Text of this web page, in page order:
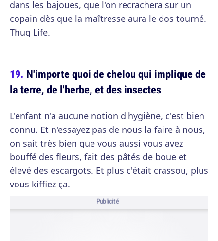
dans les bajoues, que l'on recrachera sur un
copain dès que la maîtresse aura le dos tourné.
Thug Life.
N'importe quoi de chelou qui implique de
la terre, de l'herbe, et des insectes
L'enfant n'a aucune notion d'hygiène, c'est bien
connu. Et n'essayez pas de nous la faire à nous,
on sait très bien que vous aussi vous avez
bouffé des fleurs, fait des pâtés de boue et
élevé des escargots. Et plus c'était crassou, plus
vous kiffiez ça.
Publicité